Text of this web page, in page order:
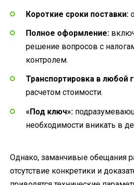
Короткие сроки поставки:
Полное оформление:
решение вопросов с
контролем.
Транспортировка в любой
расчетом стоимости.
«Под ключ»:
необходимости вникать в
Однако, заманчивые обещания
отсутствие конкретики и